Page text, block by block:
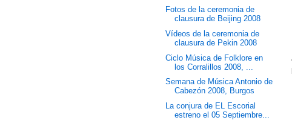
Fotos de la ceremonia de
clausura de Beijing 2008
Vídeos de la ceremonia de
clausura de Pekin 2008
Ciclo Música de Folklore en
los Corralillos 2008, ...
Semana de Música Antonio de
Cabezón 2008, Burgos
La conjura de EL Escorial
estreno el 05 Septiembre...